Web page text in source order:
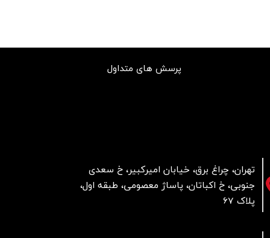
تهران، چراغ برق، خیابان امیرکبیر، خ سعدی
جنوبی، خ اکباتان، پاساژ معصومی، طبقه اول،
پلاک 67
پرسش های متداول